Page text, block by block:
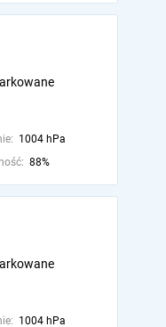
1004 hPa
88%
1004 hPa